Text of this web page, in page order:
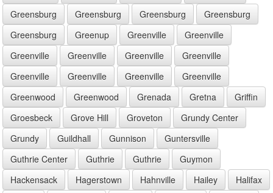
Greensburg
Greensburg Greensburg
Greensburg
Greensburg
Greenup Greenville
Greenville
Greenville
Greenville Greenville
Greenville
Greenville
Greenville Greenville
Greenville
Greenwood
Greenwood Grenada Gretna
Griffin
Groesbeck
Grove Hill Groveton
Grundy Center
Grundy
Guildhall Gunnison
Guntersville
Guthrie Center
Guthrie Guthrie
Guymon
Hackensack
Hagerstown Hahnville Hailey
Halifax